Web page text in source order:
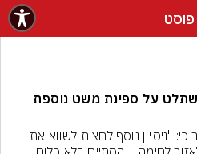
פוסט
על ספינת משט נוספת